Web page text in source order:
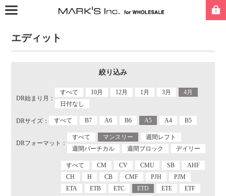
エディット
絞り込み
DR始まり月：
すべて 10月 12月 1月 3月
4月
日付なし
DRサイズ： すべて B7 A6 B6 A5 A4 B5
DRフォーマット：
すべて マンスリー
週間レフト
週間バーチカル
週間ブロック デイリー
すべて CM CV CMU SB
AHF
CH
H CB CMF PJH
PJM
ETA
ETB ETC ETD ETE
ETF